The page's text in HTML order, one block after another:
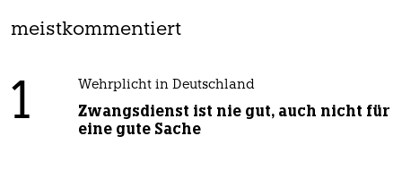
meistkommentiert
1 Wehrplicht in Deutschland
Zwangsdienst ist nie gut, auch nicht für
eine gute Sache